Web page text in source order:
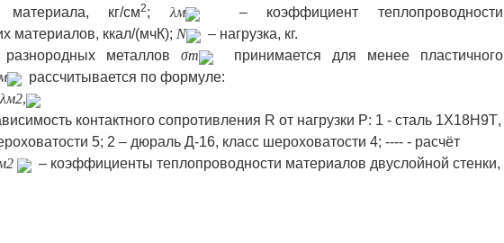
материала, кг/см2;λм
– коэффициент теплопроводности
материалов, ккал/(мчК); N
– нагрузка, кг.
металлов σт
принимается для менее пластичного
рассчитывается по формуле:
λм2,
контактного сопротивления R от нагрузки P: 1 - сталь 1X18H9T,
5; 2 – дюраль Д-16, класс шероховатости 4; ---- - расчёт
– коэффициенты теплопроводности материалов двуслойной стенки,